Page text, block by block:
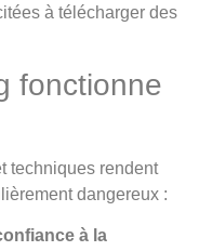
à télécharger des
fonctionne
techniques rendent
dangereux :
à la